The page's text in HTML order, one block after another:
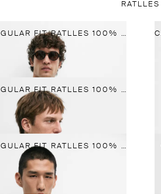
RATLLES
CAMISA REGULAR FIT RATLLES 100% LLI
CAMISA REGULAR FIT RATLLES 100% LLI
CAMISA REGULAR FIT RATLLES 100% LLI